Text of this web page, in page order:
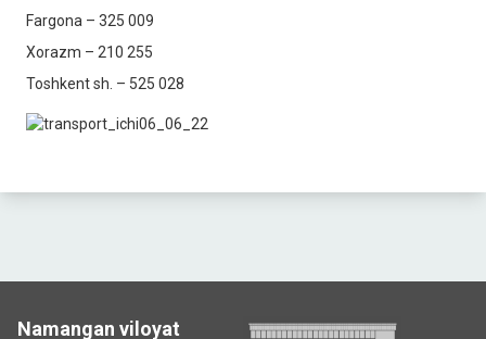
Fargona – 325 009
Xorazm – 210 255
Toshkent sh. – 525 028
Namangan viloyat